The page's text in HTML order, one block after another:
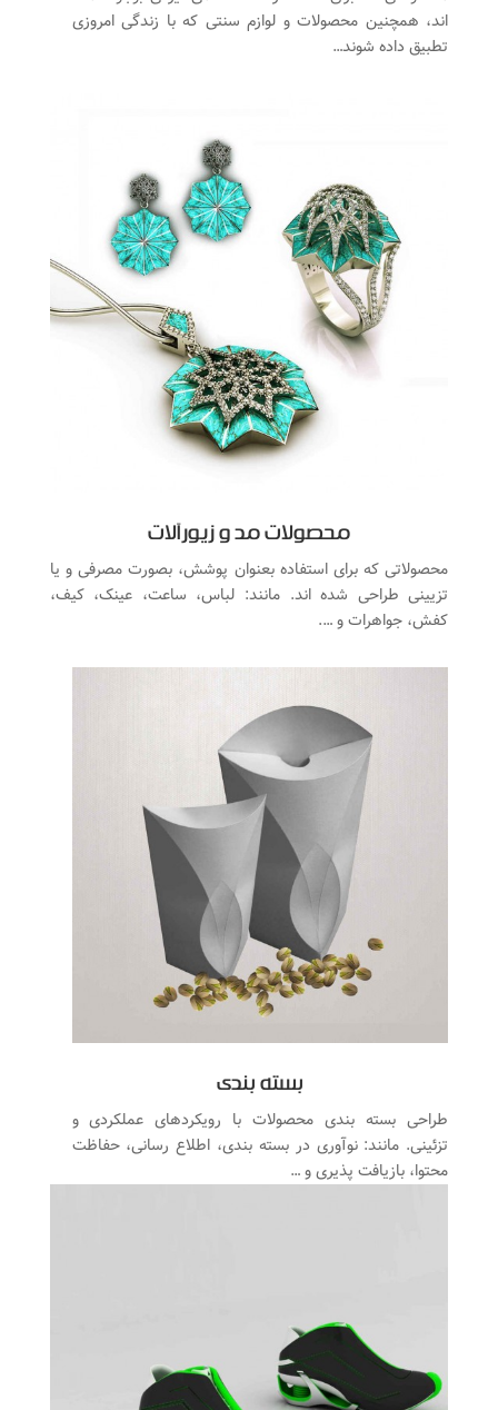
اند، همچنین محصولات و لوازم سنتی که با زندگی امروزی
تطبیق داده شوند…
محصولات مد و زیورآلات
محصولاتی که برای استفاده بعنوان پوشش، بصورت مصرفی و یا
تزیینی طراحی شده اند. مانند: لباس، ساعت، عینک، کیف،
کفش، جواهرات و ….
بسته بندی
طراحی بسته بندی محصولات با رویکردهای عملکردی و
تزئینی. مانند: نوآوری در بسته بندی، اطلاع رسانی، حفاظت
محتوا، بازیافت پذیری و …